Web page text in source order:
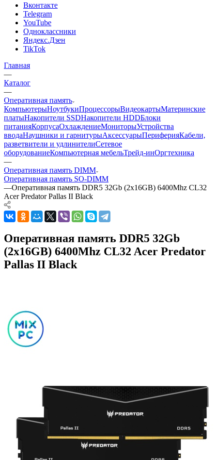
Вконтакте
Telegram
YouTube
Одноклассники
Яндекс.Дзен
TikTok
Главная
—
Каталог
—
Оперативная память
КомпьютерыНоутбукиПроцессорыВидеокартыМатеринские
платыНакопители SSDНакопители HDDБлоки
питанияКорпусаОхлаждениеМониторыУстройства
вводаНаушники и гарнитурыАксессуарыПериферияКабели,
разветвители и удлинителиСетевое
оборудованиеКомпьютерная мебельТрейд-инОргтехника
—
Оперативная память DIMM
Оперативная память SO-DIMM
—Оперативная память DDR5 32Gb (2x16GB) 6400Mhz CL32
Acer Predator Pallas II Black
Оперативная память DDR5 32Gb
(2x16GB) 6400Mhz CL32 Acer Predator
Pallas II Black